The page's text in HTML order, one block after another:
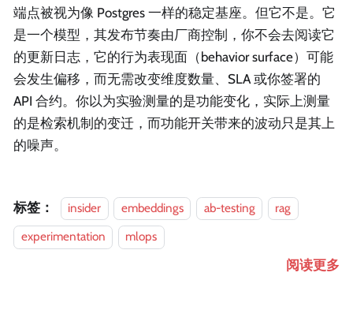
端点被视为像 Postgres 一样的稳定基座。但它不是。它
是一个模型，其发布节奏由厂商控制，你不会去阅读它
的更新日志，它的行为表现面（behavior surface）可能
会发生偏移，而无需改变维度数量、SLA 或你签署的
API 合约。你以为实验测量的是功能变化，实际上测量
的是检索机制的变迁，而功能开关带来的波动只是其上
的噪声。
标签： insider embeddings ab-testing
rag
experimentation
mlops
阅读更多